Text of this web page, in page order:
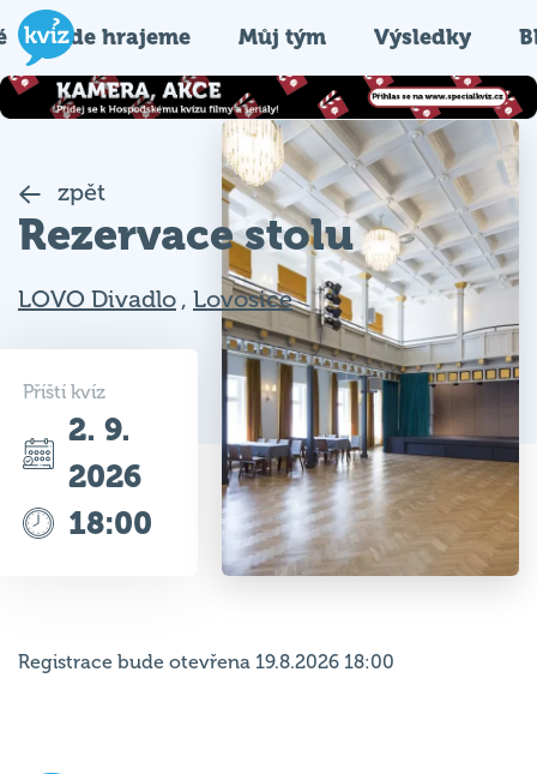
Kde hrajeme Můj tým Výsledky
zpět
Rezervace stolu
LOVO Divadlo , Lovosice
Příští kvíz
2. 9.
2026
18:00
Registrace bude otevřena 19.8.2026 18:00